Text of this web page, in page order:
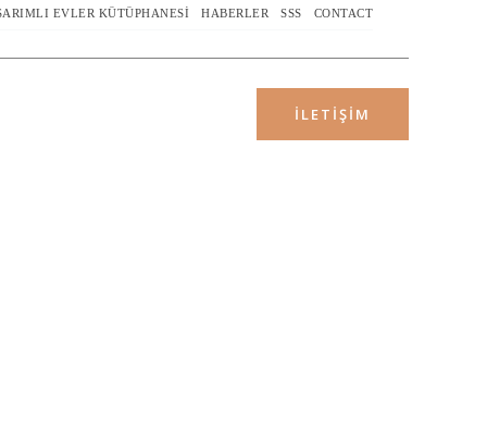
EVLER KÜTÜPHANESI HABERLER SSS CONTACT
İLETIŞIM